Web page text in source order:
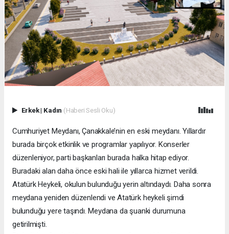
Erkek| Kadın (Haberi Sesli Oku)
Cumhuriyet Meydanı, Çanakkale’nin en eski meydanı. Yıllardır
burada birçok etkinlik ve programlar yapılıyor. Konserler
düzenleniyor, parti başkanları burada halka hitap ediyor.
Buradaki alan daha önce eski hali ile yıllarca hizmet verildi.
Atatürk Heykeli, okulun bulunduğu yerin altındaydı. Daha sonra
meydana yeniden düzenlendi ve Atatürk heykeli şimdi
bulunduğu yere taşındı. Meydana da şuanki durumuna
getirilmişti.